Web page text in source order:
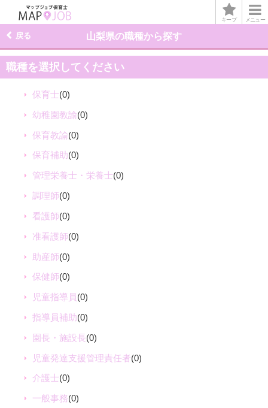
メニュー
キープ
山梨県の職種から探す
戻る
職種を選択してください
保育士(0)
幼稚園教諭(0)
保育教諭(0)
保育補助(0)
管理栄養士・栄養士(0)
調理師(0)
看護師(0)
准看護師(0)
助産師(0)
保健師(0)
児童指導員(0)
指導員補助(0)
園長・施設長(0)
児童発達支援管理責任者(0)
介護士(0)
一般事務(0)